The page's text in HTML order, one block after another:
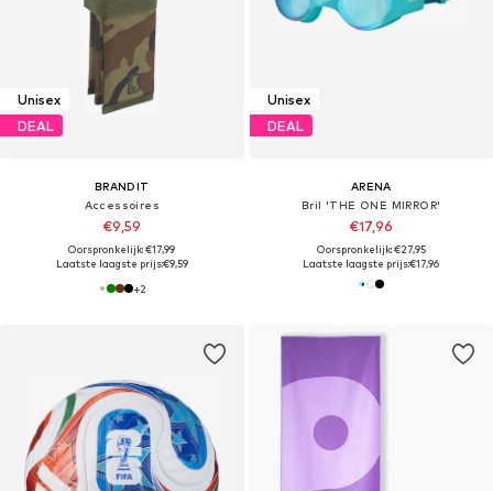
Unisex
DEAL
BRANDIT
Accessoires
€9,59
Oorspronkelijk: €17,99
Laatste laagste prijs:€9,59
+2
Unisex
DEAL
ARENA
Bril 'THE ONE MIRROR'
€17,96
Oorspronkelijk: €27,95
Laatste laagste prijs:€17,96